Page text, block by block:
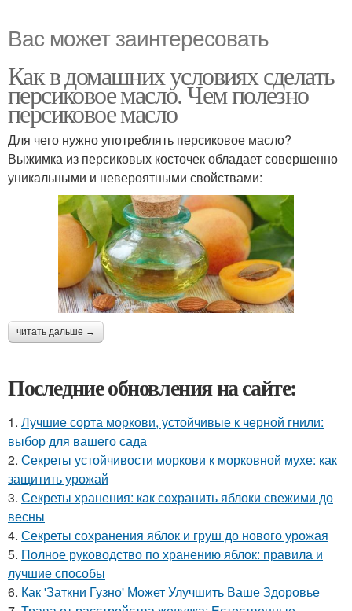
Вас может заинтересовать
Как в домашних условиях сделать
персиковое масло. Чем полезно
персиковое масло
Для чего нужно употреблять персиковое масло?
Выжимка из персиковых косточек обладает совершенно
уникальными и невероятными свойствами:
читать дальше →
Последние обновления на сайте:
1. Лучшие сорта моркови, устойчивые к черной гнили:
выбор для вашего сада
2. Секреты устойчивости моркови к морковной мухе: как
защитить урожай
3. Секреты хранения: как сохранить яблоки свежими до
весны
4. Секреты сохранения яблок и груш до нового урожая
5. Полное руководство по хранению яблок: правила и
лучшие способы
6. Как 'Заткни Гузно' Может Улучшить Ваше Здоровье